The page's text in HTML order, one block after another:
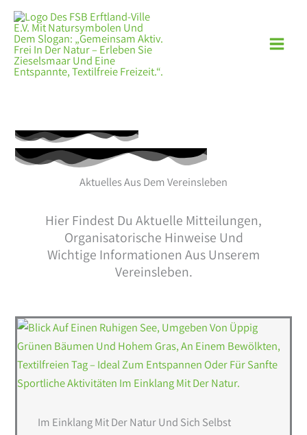
Zum
Inhalt
Springen
Aktuelles Aus Dem Vereinsleben
Hier Findest Du Aktuelle Mitteilungen,
Organisatorische Hinweise Und
Wichtige Informationen Aus Unserem
Vereinsleben.
Im Einklang Mit Der Natur Und Sich Selbst